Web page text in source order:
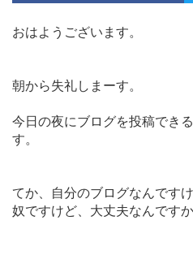
おはようございます。
朝から失礼しまーす。
今日の夜にブログを投稿でき
す。
てか、自分のブログなんです
奴ですけど、大丈夫なんです